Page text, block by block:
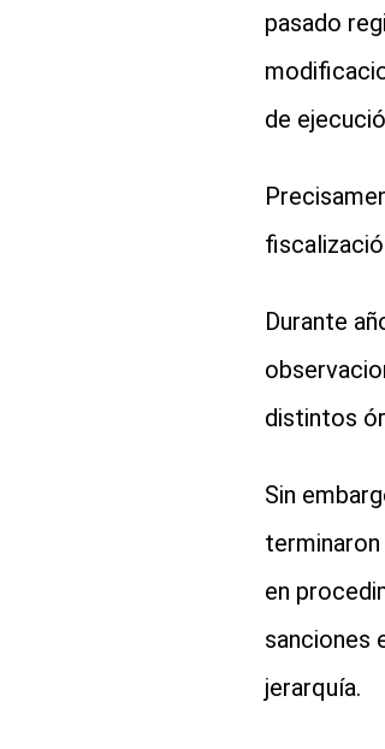
pasado
de
Durante
distintos
Sin
en
sanciones
jerarquía.